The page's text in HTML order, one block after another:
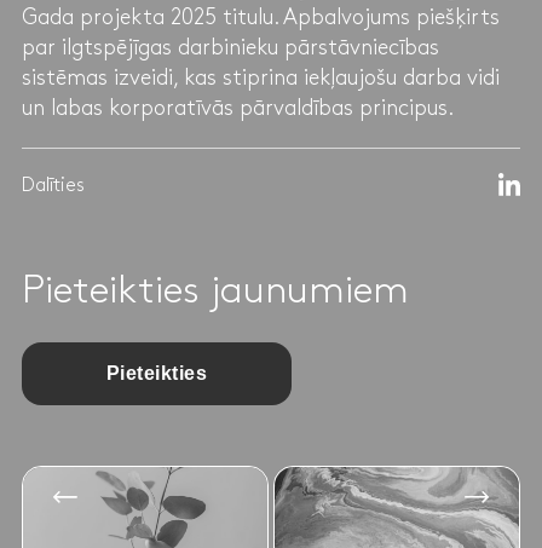
Gada projekta 2025 titulu. Apbalvojums piešķirts
par ilgtspējīgas darbinieku pārstāvniecības
sistēmas izveidi, kas stiprina iekļaujošu darba vidi
un labas korporatīvās pārvaldības principus.
Dalīties
Pieteikties jaunumiem
Pieteikties